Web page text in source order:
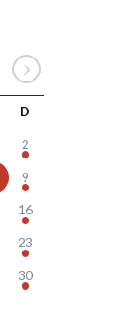
D
2
9
16
23
30